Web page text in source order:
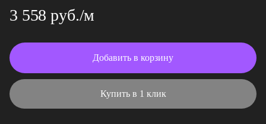
3 558 руб./м
Добавить в корзину
Купить в 1 клик